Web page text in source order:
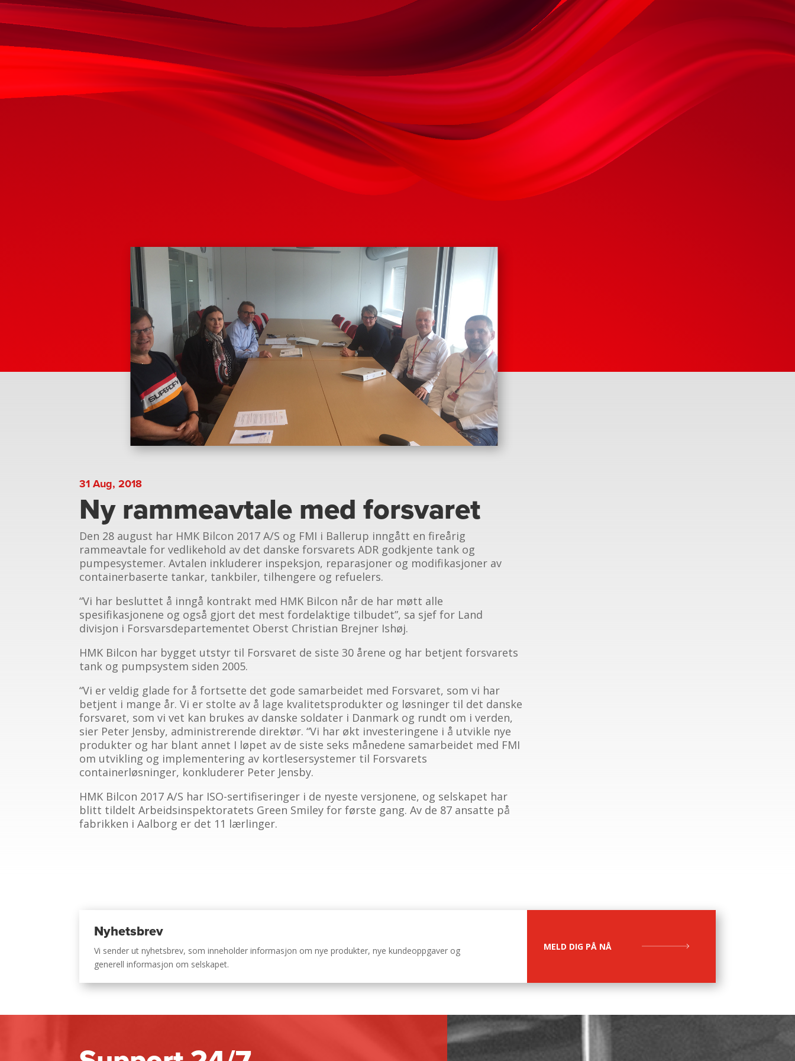
31 Aug, 2018
Ny rammeavtale med forsvaret
Den 28 august har HMK Bilcon 2017 A/S og FMI i Ballerup inngått en fireårig
rammeavtale for vedlikehold av det danske forsvarets ADR godkjente tank og
pumpesystemer. Avtalen inkluderer inspeksjon, reparasjoner og modifikasjoner av
containerbaserte tankar, tankbiler, tilhengere og refuelers.
“Vi har besluttet å inngå kontrakt med HMK Bilcon når de har møtt alle
spesifikasjonene og også gjort det mest fordelaktige tilbudet”, sa sjef for Land
divisjon i Forsvarsdepartementet Oberst Christian Brejner Ishøj.
HMK Bilcon har bygget utstyr til Forsvaret de siste 30 årene og har betjent forsvarets
tank og pumpsystem siden 2005.
“Vi er veldig glade for å fortsette det gode samarbeidet med Forsvaret, som vi har
betjent i mange år. Vi er stolte av å lage kvalitetsprodukter og løsninger til det danske
forsvaret, som vi vet kan brukes av danske soldater i Danmark og rundt om i verden,
sier Peter Jensby, administrerende direktør. “Vi har økt investeringene i å utvikle nye
produkter og har blant annet I løpet av de siste seks månedene samarbeidet med FMI
om utvikling og implementering av kortlesersystemer til Forsvarets
containerløsninger, konkluderer Peter Jensby.
HMK Bilcon 2017 A/S har ISO-sertifiseringer i de nyeste versjonene, og selskapet har
blitt tildelt Arbeidsinspektoratets Green Smiley for første gang. Av de 87 ansatte på
fabrikken i Aalborg er det 11 lærlinger.
Nyhetsbrev
Vi sender ut nyhetsbrev, som inneholder informasjon om nye produkter, nye kundeoppgaver og
generell informasjon om selskapet.
MELD DIG PÅ NÅ